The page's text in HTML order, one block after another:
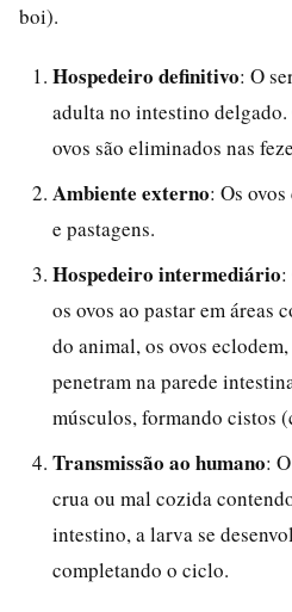
boi).
Hospedeiro definitivo: O
adulta no intestino
ovos são eliminados nas
Ambiente externo: Os
e pastagens.
Hospedeiro intermediário:
os ovos ao pastar em áreas
do animal, os ovos
penetram na parede
músculos, formando cistos
Transmissão ao humano:
crua ou mal cozida
intestino, a larva se
completando o ciclo.